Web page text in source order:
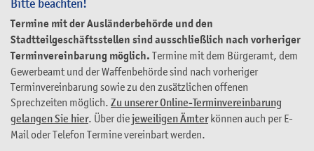
Bitte beachten!
Termine mit der Ausländerbehörde und den
Stadtteilgeschäftsstellen sind ausschließlich nach vorheriger
Terminvereinbarung möglich. Termine mit dem Bürgeramt, dem
Gewerbeamt und der Waffenbehörde sind nach vorheriger
Terminvereinbarung sowie zu den zusätzlichen offenen
Sprechzeiten möglich. Zu unserer Online-Terminvereinbarung
gelangen Sie hier. Über diejeweiligen Ämterkönnen auch per E-
Mail oder Telefon Termine vereinbart werden.